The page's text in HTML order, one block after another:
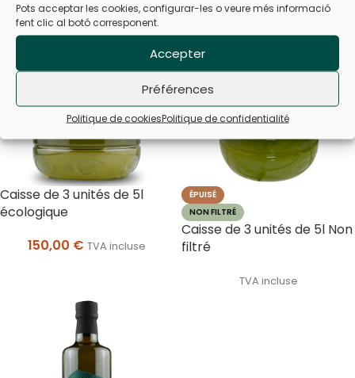
Pots acceptar les cookies, configurar-les o veure més informació
fent clic al botó corresponent.
Accepter
Préférences
Politique de cookiesPolitique de confidentialité
Caisse de 3 unités de 5l
écologique
150,00 € TVA incluse
ÉPUISÉ
NON FILTRÉ
Caisse de 3 unités de 5l Non
filtré
TVA incluse